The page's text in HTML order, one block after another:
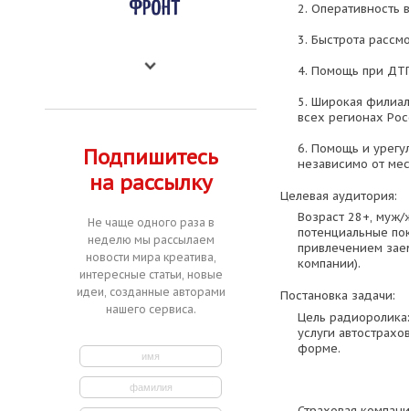
Подпишитесь
на рассылку
Не чаще одного раза в
неделю мы рассылаем
новости мира креатива,
интересные статьи, новые
идеи, созданные авторами
нашего сервиса.
2. Оперативность
3. Быстрота
4. Помощь при
5. Широкая
всех регионах
6. Помощь и
независимо от
Целевая аудитория:
Возраст 28+,
потенциальные
привлечением
компании).
Постановка задачи:
Цель
услуги
форме.